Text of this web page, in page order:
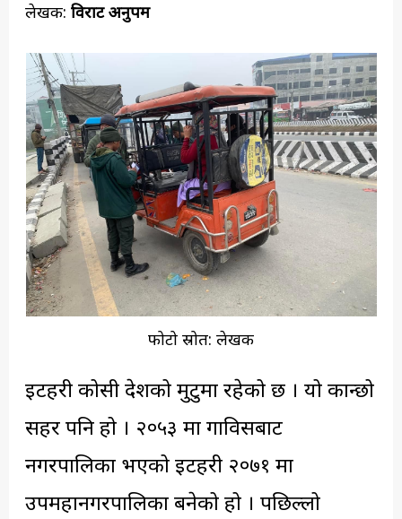
लेखक:विराट अनुपम
फोटो स्रोत: लेखक
इटहरी कोसी प्रदेशको मुटुमा रहेको छ । यो कान्छो
सहर पनि हो । २०५३ मा गाविसबाट
नगरपालिका भएको इटहरी २०७१ मा
उपमहानगरपालिका बनेको हो । पछिल्लो